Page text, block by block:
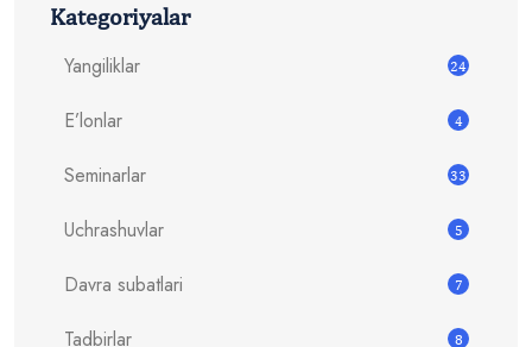
Kategoriyalar
Yangiliklar
24
E’lonlar 4
Seminarlar 33
Uchrashuvlar 5
Davra subatlari 7
Tadbirlar 8